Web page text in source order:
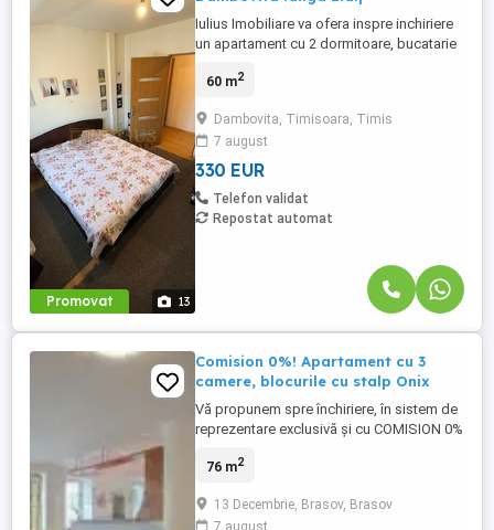
Promovat 13
Iulius Imobiliare va ofera inspre inchiriere
un apartament cu 2 dormitoare, bucatarie
langa Lidl. Apartamentul este utilat si
Apartamentul are 2 clime, centrala proprie,
si se afla la mansarda. Chiria 330 euro +
garantia 330 ...
60 m2
Dambovita, Timisoara, Timis
7 august
330 EUR
Telefon validat
Repostat automat
Comision 0%! Apartament cu 3
camere, blocurile cu stalp Onix
Vă propunem spre închiriere, în sistem de
reprezentare exclusivă și cu COMISION 0%
la Onix in blocurile cu stalp. Blocul a fost
"blocurile cu stalp" vine la pachet cu o
76 m2
13 Decembrie, Brasov, Brasov
7 august